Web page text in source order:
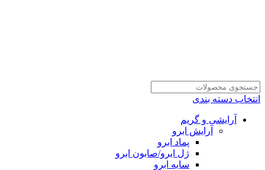
انتخاب دسته بندی
آرایشی و گریم
آرایش ابرو
پماد ابرو
ژل ابرو/صابون ابرو
سایه ابرو